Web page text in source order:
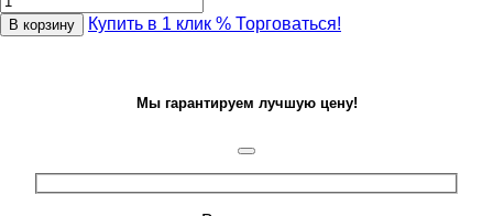
В корзину Купить в 1 клик % Торговаться!
Мы гарантируем лучшую цену!